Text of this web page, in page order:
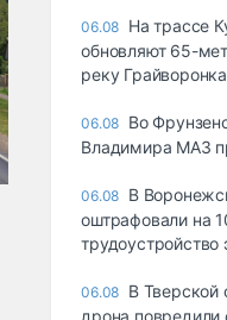
06.08 На трассе
обновляют 65-
реку Грайворонка
06.08 Во
Владимира МАЗ
06.08 В
оштрафовали на
06.08 В Тверской